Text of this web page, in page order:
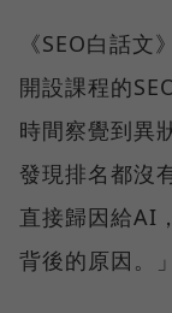
《SEO白話
開設課程的
時間察覺到異
發現排名都沒
直接歸因給AI
背後的原因。」